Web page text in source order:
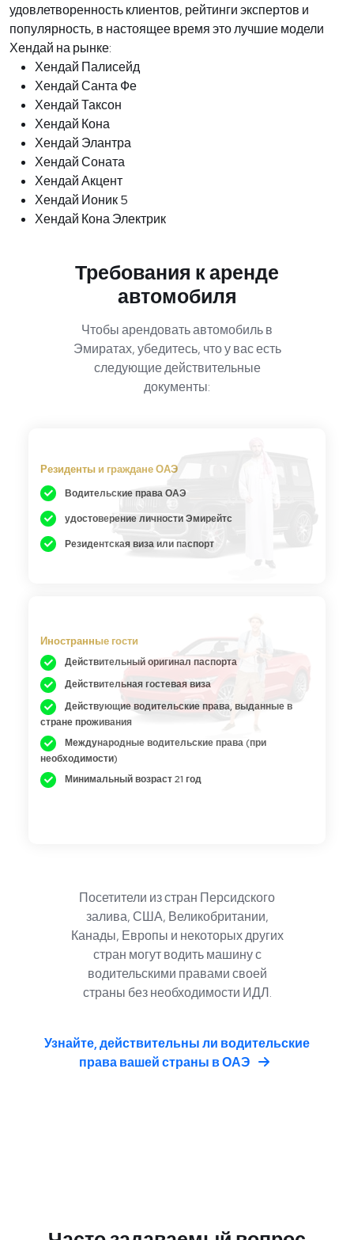
удовлетворенность клиентов, рейтинги экспертов и
популярность, в настоящее время это лучшие модели
Хендай на рынке:
Хендай Палисейд
Хендай Санта Фе
Хендай Таксон
Хендай Кона
Хендай Элантра
Хендай Соната
Хендай Акцент
Хендай Ионик 5
Хендай Кона Электрик
Требования к аренде
автомобиля
Чтобы арендовать автомобиль в
Эмиратах, убедитесь, что у вас есть
следующие действительные
документы:
Резиденты и граждане ОАЭ
Водительские права ОАЭ
удостоверение личности Эмирейтс
Резидентская виза или паспорт
Иностранные гости
Действительный оригинал паспорта
Действительная гостевая виза
Действующие водительские права, выданные в
стране проживания
Международные водительские права (при
необходимости)
Минимальный возраст 21 год
Посетители из стран Персидского
залива, США, Великобритании,
Канады, Европы и некоторых других
стран могут водить машину с
водительскими правами своей
страны без необходимости ИДЛ.
Узнайте, действительны ли водительские
права вашей страны в ОАЭ